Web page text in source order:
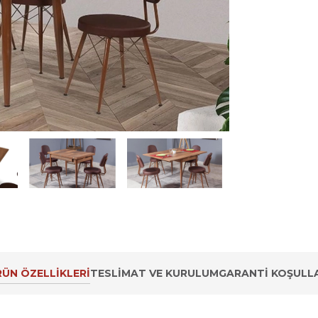
ÖZELLIKLERITESLIMAT VE KURULUMGARANTI